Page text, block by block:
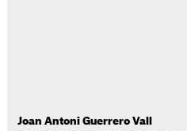
Joan Antoni Guerrero Vall